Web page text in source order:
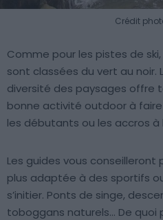
Crédit
Comme pour les pistes de
sont classées du vert au noir.
diversité des paysages offre
bonne activité outdoor à
les débutants ou les accros à
Les guides vous conseilleront
plus adaptée à des sportifs
s’initier. Ponts de singe,
toboggans naturels… De quoi